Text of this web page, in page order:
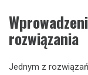
rozwiązania
Jednym z